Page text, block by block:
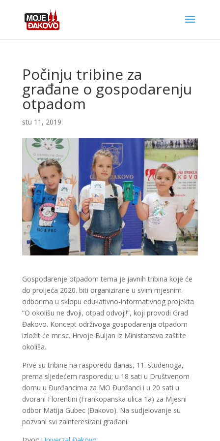
Počinju tribine za
građane o gospodarenju
otpadom
stu 11, 2019.
Gospodarenje otpadom tema je javnih tribina koje će
do proljeća 2020. biti organizirane u svim mjesnim
odborima u sklopu edukativno-informativnog projekta
“O okolišu ne dvoji, otpad odvoji!”, koji provodi Grad
Đakovo. Koncept održivoga gospodarenja otpadom
izložit će mr.sc. Hrvoje Buljan iz Ministarstva zaštite
okoliša.
Prve su tribine na rasporedu danas, 11. studenoga,
prema sljedećem rasporedu; u 18 sati u Društvenom
domu u Đurđancima za MO Đurđanci i u 20 sati u
dvorani Florentini (Frankopanska ulica 1a) za Mjesni
odbor Matija Gubec (Đakovo). Na sudjelovanje su
pozvani svi zainteresirani građani.